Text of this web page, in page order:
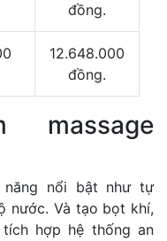
đồng.
12.648.000
đồng.
năng nổi bật như tự
nước. Và tạo bọt khí,
hợp hệ thống an